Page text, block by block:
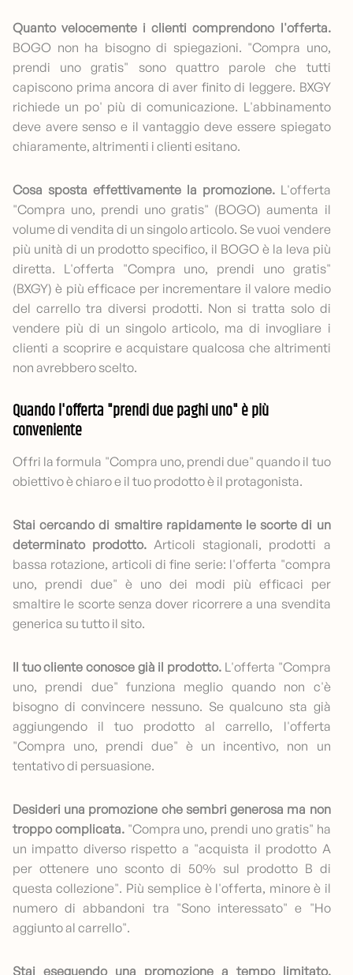
Quanto velocemente i clienti comprendono l'offerta.
BOGO non ha bisogno di spiegazioni. "Compra uno,
prendi uno gratis" sono quattro parole che tutti
capiscono prima ancora di aver finito di leggere. BXGY
richiede un po' più di comunicazione. L'abbinamento
deve avere senso e il vantaggio deve essere spiegato
chiaramente, altrimenti i clienti esitano.
Cosa sposta effettivamente la promozione.L'offerta
"Compra uno, prendi uno gratis" (BOGO) aumenta il
volume di vendita di un singolo articolo. Se vuoi vendere
più unità di un prodotto specifico, il BOGO è la leva più
diretta. L'offerta "Compra uno, prendi uno gratis"
(BXGY) è più efficace per incrementare il valore medio
del carrello tra diversi prodotti. Non si tratta solo di
vendere più di un singolo articolo, ma di invogliare i
clienti a scoprire e acquistare qualcosa che altrimenti
non avrebbero scelto.
Quando l'offerta "prendi due paghi uno" è più
conveniente
Offri la formula "Compra uno, prendi due" quando il tuo
obiettivo è chiaro e il tuo prodotto è il protagonista.
Stai cercando di smaltire rapidamente le scorte di un
determinato prodotto. Articoli stagionali, prodotti a
bassa rotazione, articoli di fine serie: l'offerta "compra
uno, prendi due" è uno dei modi più efficaci per
smaltire le scorte senza dover ricorrere a una svendita
generica su tutto il sito.
Il tuo cliente conosce già il prodotto. L'offerta "Compra
uno, prendi due" funziona meglio quando non c'è
bisogno di convincere nessuno. Se qualcuno sta già
aggiungendo il tuo prodotto al carrello, l'offerta
"Compra uno, prendi due" è un incentivo, non un
tentativo di persuasione.
Desideri una promozione che sembri generosa ma non
troppo complicata."Compra uno, prendi uno gratis" ha
un impatto diverso rispetto a "acquista il prodotto A
per ottenere uno sconto di 50% sul prodotto B di
questa collezione". Più semplice è l'offerta, minore è il
numero di abbandoni tra "Sono interessato" e "Ho
aggiunto al carrello".
Stai eseguendo una promozione a tempo limitato.